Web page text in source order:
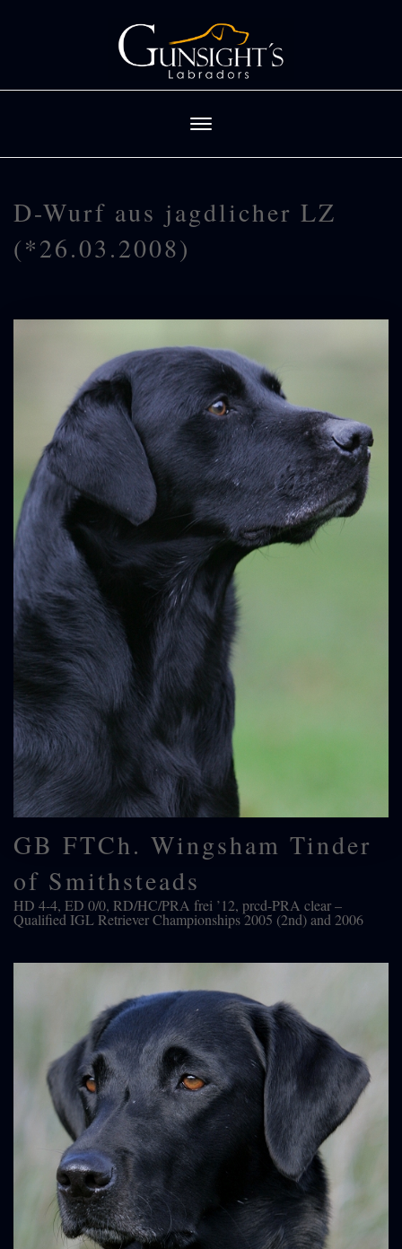
D-Wurf aus jagdlicher LZ
(*26.03.2008)
GB FTCh. Wingsham Tinder
of Smithsteads
HD 4-4, ED 0/0, RD/HC/PRA frei ’12, prcd-PRA clear –
Qualified IGL Retriever Championships 2005 (2nd) and 2006